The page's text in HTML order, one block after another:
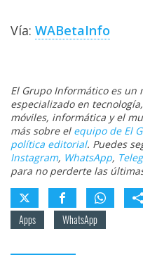
Vía: WABetaInfo
El Grupo Informático es
especializado en
móviles, informática y el
más sobre el equipo de El
política editorial. Puedes
Instagram, WhatsApp,
para no perderte las
Apps
WhatsApp